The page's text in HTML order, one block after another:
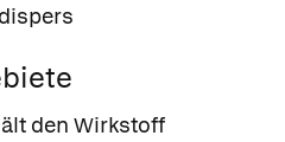
den Wirkstoff